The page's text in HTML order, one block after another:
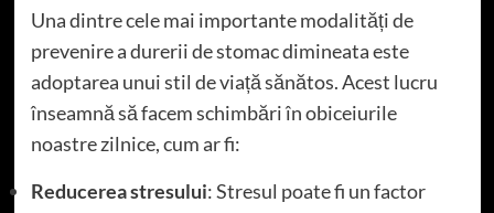
Una dintre cele mai importante modalități de
prevenire a durerii de stomac dimineata este
adoptarea unui stil de viață sănătos. Acest lucru
înseamnă să facem schimbări în obiceiurile
noastre zilnice, cum ar fi:
Reducerea stresului: Stresul poate fi un factor